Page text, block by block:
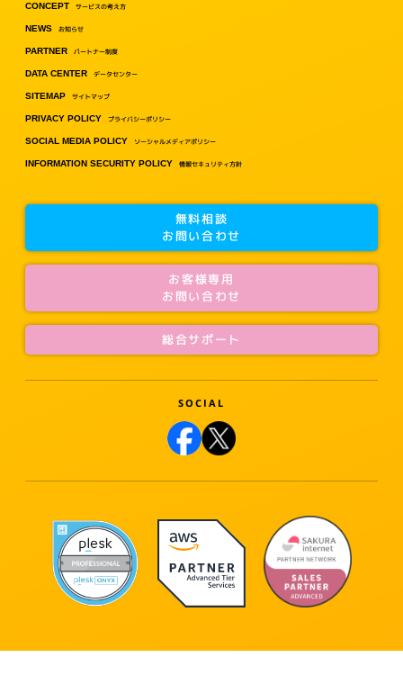
CONCEPT サービスの考え方
NEWS お知らせ
PARTNER パートナー制度
DATA CENTER データセンター
SITEMAP サイトマップ
PRIVACY POLICY プライバシーポリシー
SOCIAL MEDIA POLICY ソーシャルメディアポリシー
INFORMATION SECURITY POLICY 情報セキュリティ方針
無料相談
お問い合わせ
お客様専用
お問い合わせ
総合サポート